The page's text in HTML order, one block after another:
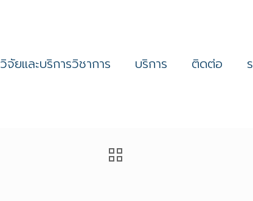
จัยและบริการวิชาการ บริการ ติดต่อ